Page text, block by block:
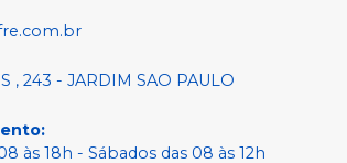
, 243 - JARDIM SAO PAULO
:
às 18h - Sábados das 08 às 12h